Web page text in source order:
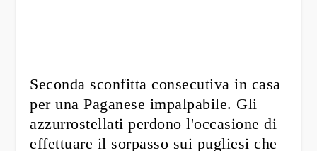
Seconda sconfitta consecutiva in casa
per una Paganese impalpabile. Gli
azzurrostellati perdono l'occasione di
effettuare il sorpasso sui pugliesi che